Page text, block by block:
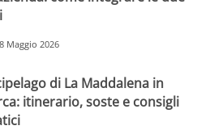
Maggio 2026
di La Maddalena in
itinerario, soste e consigli